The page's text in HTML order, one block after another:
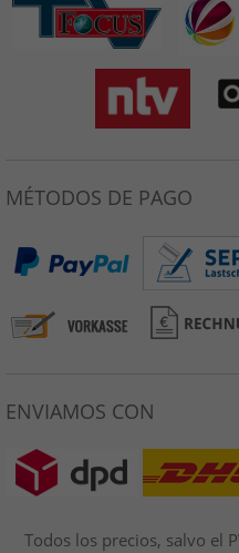
MÉTODOS DE PAGO
ENVIAMOS CON
Todos los precios, salvo el